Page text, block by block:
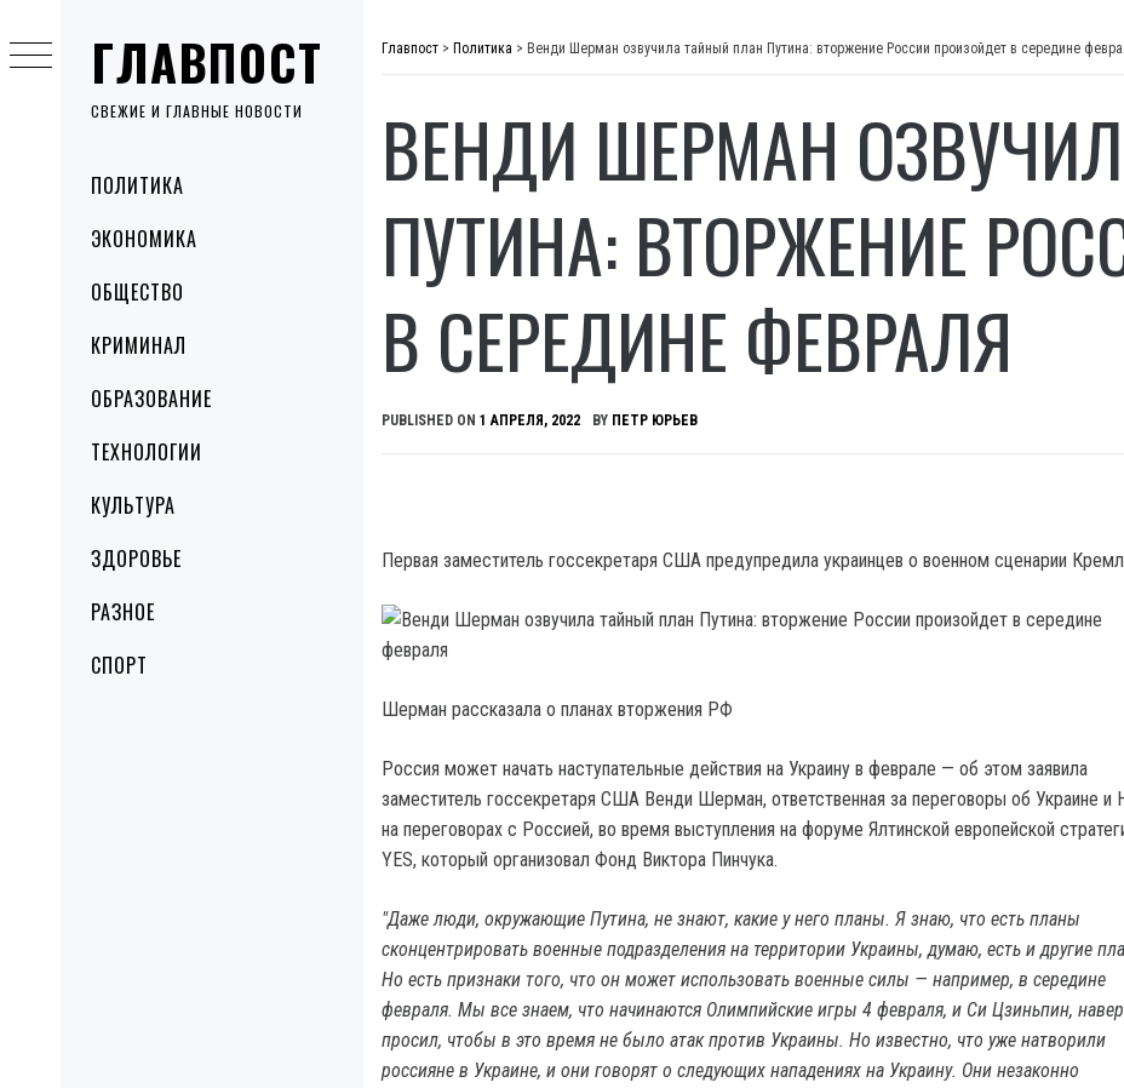
ГЛАВПОСТ
СВЕЖИЕ И ГЛАВНЫЕ НОВОСТИ
MenuПОЛИТИКА
ЭКОНОМИКА
ОБЩЕСТВО
КРИМИНАЛ
ОБРАЗОВАНИЕ
ТЕХНОЛОГИИ
КУЛЬТУРА
ЗДОРОВЬЕ
РАЗНОЕ
СПОРТ
to
content
Главпост > Политика > Венди Шерман озвучила тайный план Путина: вторжение России произойдет в середине
ВЕНДИ ШЕРМАН
ПУТИНА: ВТОРЖЕНИЕ
В СЕРЕДИНЕ ФЕВРАЛЯ
PUBLISHED ON 1 АПРЕЛЯ, 2022 BY ПЕТР ЮРЬЕВ
Первая заместитель госсекретаря США предупредила украинцев о военном сценарии
Шерман рассказала о планах вторжения РФ
Россия может начать наступательные действия на Украину в феврале — об этом заявила
заместитель госсекретаря США Венди Шерман, ответственная за переговоры об Украине и
на переговорах с Россией, во время выступления на форуме Ялтинской европейской
YES, который организовал Фонд Виктора Пинчука.
"Даже люди, окружающие Путина, не знают, какие у него планы. Я знаю, что есть планы
сконцентрировать военные подразделения на территории Украины, думаю, есть и другие
Но есть признаки того, что он может использовать военные силы — например, в середине
февраля. Мы все знаем, что начинаются Олимпийские игры 4 февраля, и Си Цзиньпин,
просил, чтобы в это время не было атак против Украины. Но известно, что уже натворили
россияне в Украине, и они говорят о следующих нападениях на Украину. Они незаконно